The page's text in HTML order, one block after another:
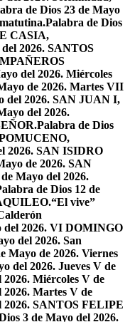
de Dios 23 de Mayo
Palabra de Dios
CASIA,
2026. SANTOS
del 2026. Miércoles
de 2026. Martes VII
del 2026. SAN JUAN I,
del 2026.
Palabra de Dios
2026. SAN ISIDRO
de 2026. SAN
Mayo del 2026.
de Dios 12 de
“El vive”
del 2026. VI DOMINGO
del 2026. San
Mayo de 2026. Viernes
del 2026. Jueves V de
Miércoles V de
2026. Martes V de
2026. SANTOS FELIPE
3 de Mayo del 2026.